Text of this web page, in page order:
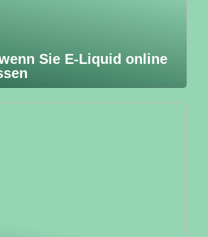
Sie E-Liquid online